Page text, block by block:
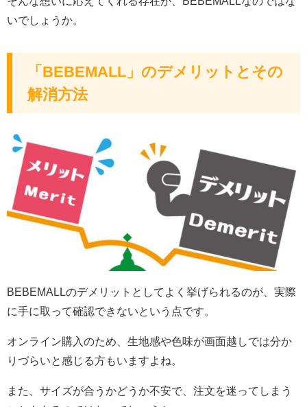
いでしょうか。
「BEBEMALL」のデメリットとその
解消方法
BEBEMALLのデメリットとしてよく挙げられるのが、実際
に手に取って確認できないという点です。
オンライン購入のため、生地感や色味が画面越しでは分か
りづらいと感じる方もいますよね。
また、サイズが合うかどうか不安で、注文を迷ってしまう